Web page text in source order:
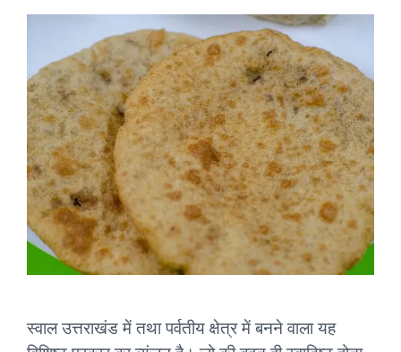
स्वाल उत्तराखंड में तथा पर्वतीय क्षेत्र में बनने वाला यह